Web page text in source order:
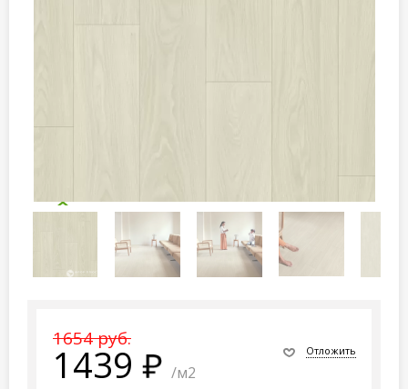
1654 руб.
1439 /м2
Отложить